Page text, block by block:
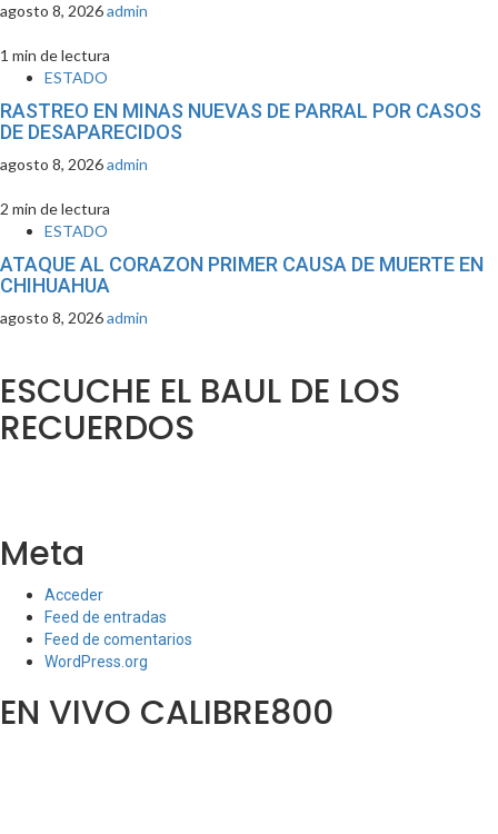
agosto 8, 2026admin
1 min de lectura
ESTADO
RASTREO EN MINAS NUEVAS DE PARRAL POR CASOS
DE DESAPARECIDOS
agosto 8, 2026admin
2 min de lectura
ESTADO
ATAQUE AL CORAZON PRIMER CAUSA DE MUERTE EN
CHIHUAHUA
agosto 8, 2026admin
ESCUCHE EL BAUL DE LOS
RECUERDOS
Meta
Acceder
Feed de entradas
Feed de comentarios
WordPress.org
EN VIVO CALIBRE800